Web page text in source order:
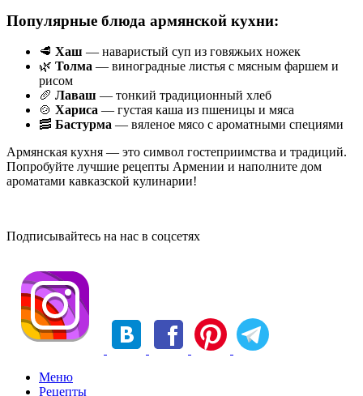
Популярные блюда армянской кухни:
🥩 Хаш — наваристый суп из говяжьих ножек
🌿 Толма — виноградные листья с мясным фаршем и
рисом
🥖 Лаваш — тонкий традиционный хлеб
🍲 Хариса — густая каша из пшеницы и мяса
🥓 Бастурма — вяленое мясо с ароматными специями
Армянская кухня — это символ гостеприимства и традиций.
Попробуйте лучшие рецепты Армении и наполните дом
ароматами кавказской кулинарии!
Подписывайтесь на нас в соцсетях
Меню
Рецепты